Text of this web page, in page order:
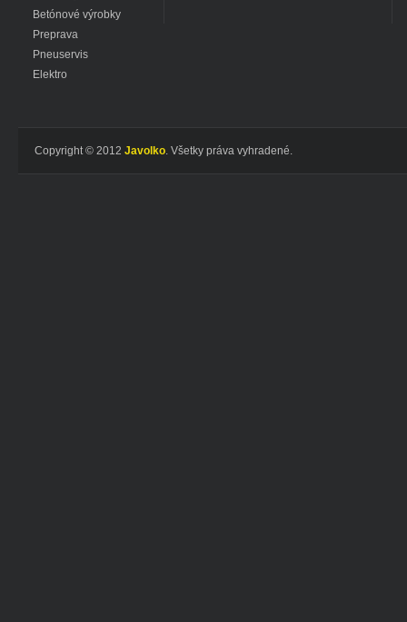
Betónové výrobky
Preprava
Pneuservis
Elektro
Copyright © 2012 Javolko. Všetky práva vyhradené.